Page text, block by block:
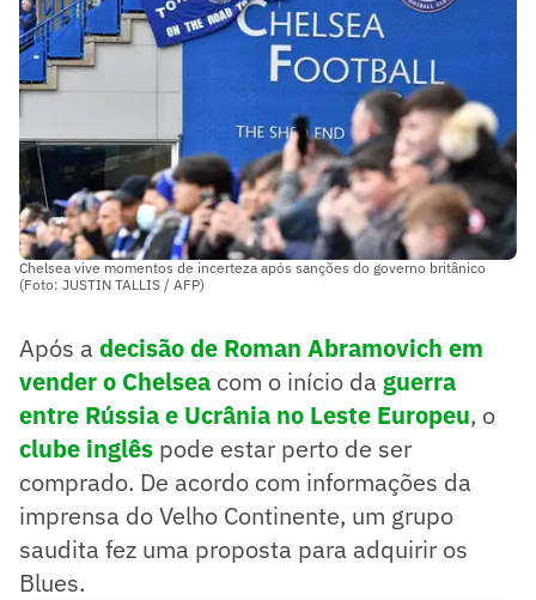
Chelsea vive momentos de incerteza após sanções do governo britânico
(Foto: JUSTIN TALLIS / AFP)
Após a decisão de Roman Abramovich em
vender o Chelsea com o início da guerra
entre Rússia e Ucrânia no Leste Europeu, o
clube inglês pode estar perto de ser
comprado. De acordo com informações da
imprensa do Velho Continente, um grupo
saudita fez uma proposta para adquirir os
Blues.